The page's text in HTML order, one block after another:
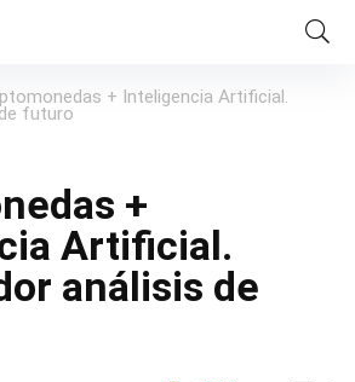
+ Inteligencia Artificial.
futuro
+
Artificial.
análisis de